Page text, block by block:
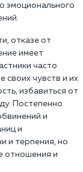
эмоционального
отказе от
имеет
часто
чувств и их
избавиться от
Постепенно
и
и
и терпения, но
отношения и